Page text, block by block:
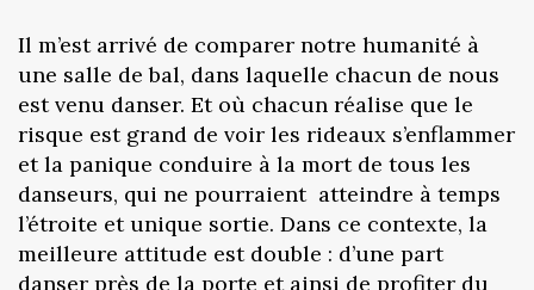
Il m’est arrivé de comparer notre humanité à
une salle de bal, dans laquelle chacun de nous
est venu danser. Et où chacun réalise que le
risque est grand de voir les rideaux s’enflammer
et la panique conduire à la mort de tous les
danseurs, qui ne pourraient atteindre à temps
l’étroite et unique sortie. Dans ce contexte, la
meilleure attitude est double : d’une part
danser près de la porte et ainsi de profiter du